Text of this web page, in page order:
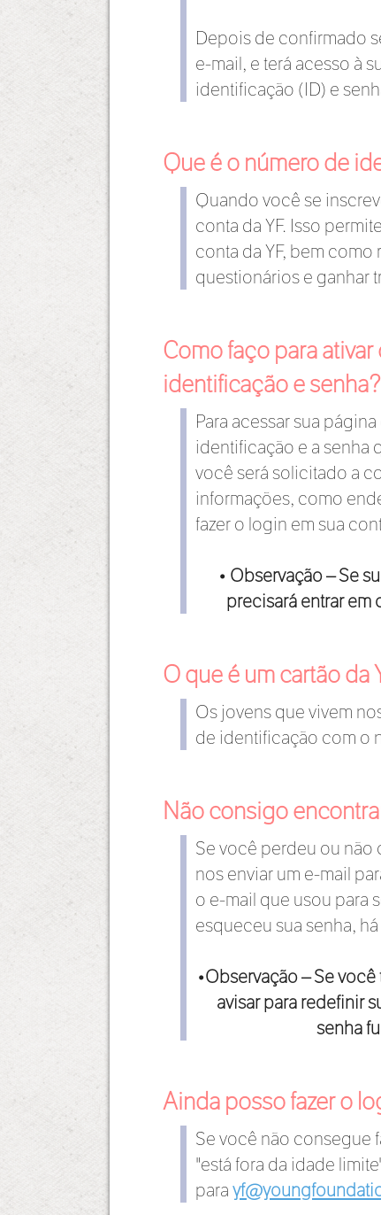
Depois de confirmado
e-mail, e terá acesso à
identificação (ID) e
Que é o número de
Quando você se
conta da YF. Isso
conta da YF, bem
questionários e ganhar
Como faço para
identificação e senha?
Para acessar sua
identificação e a senha
você será solicitado a
informações, como
fazer o login em sua
• Observação – Se
precisará entrar em
O que é um cartão da
Os jovens que vivem
de identificação com o
Não consigo
Se você perdeu ou não
nos enviar um e-mail
o e-mail que usou para
esqueceu sua senha,
•Observação – Se
avisar para redefinir
senha
Ainda posso fazer o
Se você não consegue
"está fora da idade
para